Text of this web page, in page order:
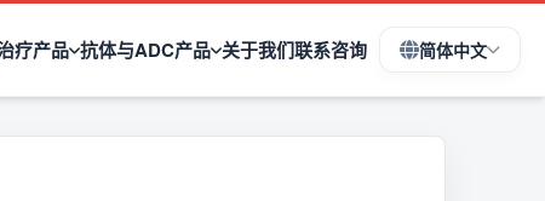
疗产品 抗体与ADC产品 关于我们联系咨询 简体中文